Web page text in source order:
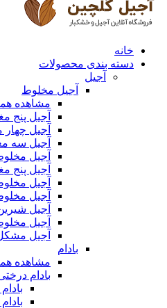
خانه
دسته بندی محصولات
آجیل
آجیل مخلوط
مشاهده
آجیل پنج مغز
آجیل چهار
آجیل سه
آجیل
آجیل پنج مغز
آجیل
آجیل
آجیل
آجیل
آجیل
بادام
مشاهده
بادام